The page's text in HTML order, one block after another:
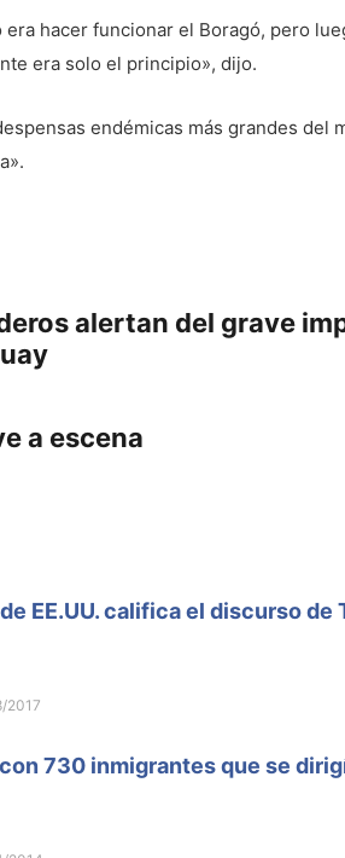
hacer funcionar el Boragó, pero
era solo el principio», dijo.
endémicas más grandes del
alertan del grave
a escena
EE.UU. califica el discurso de
2017
730 inmigrantes que se